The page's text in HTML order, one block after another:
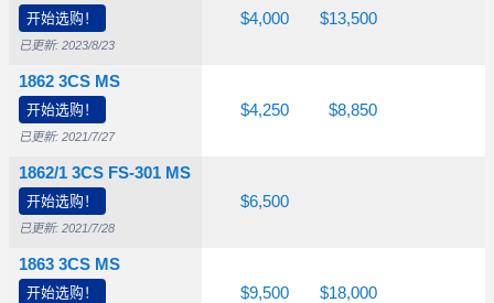
开始选购！
已更新: 2023/8/23
1862 3CS MS
开始选购！
已更新: 2021/7/27
1862/1 3CS FS-301 MS
开始选购！
已更新: 2021/7/28
1863 3CS MS
开始选购！
$1,000 $4,000 $13,500
$1,050 $4,250 $8,850
$1,200 $6,500
$4,000 $9,500 $18,000